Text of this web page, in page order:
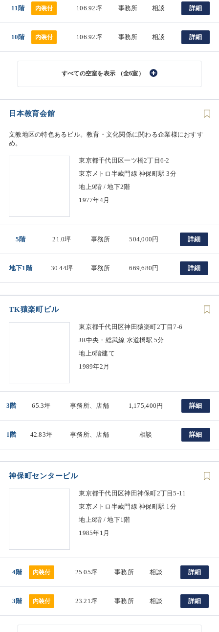
11階 内装付 106.92坪 事務所 相談 詳細
10階 内装付 106.92坪 事務所 相談 詳細
（全6室）
日本教育会館
文教地区の特色あるビル。教育・文化関係に関わる企業様におすす
め。
東京都千代田区一ツ橋2丁目6-2
東京メトロ半蔵門線 神保町駅 3分
地上9階 / 地下2階
1977年4月
5階 21.0坪 事務所 504,000円 詳細
地下1階 30.44坪 事務所 669,680円 詳細
TK猿楽町ビル
東京都千代田区神田猿楽町2丁目7-6
JR中央・総武線 水道橋駅 5分
地上6階建て
1989年2月
3階 65.3坪 事務所、店舗 1,175,400円 詳細
1階 42.83坪 事務所、店舗 相談 詳細
神保町センタービル
東京都千代田区神田神保町2丁目5-11
東京メトロ半蔵門線 神保町駅 1分
地上8階 / 地下1階
1985年1月
4階 内装付 25.05坪 事務所 相談 詳細
3階 内装付 23.21坪 事務所 相談 詳細